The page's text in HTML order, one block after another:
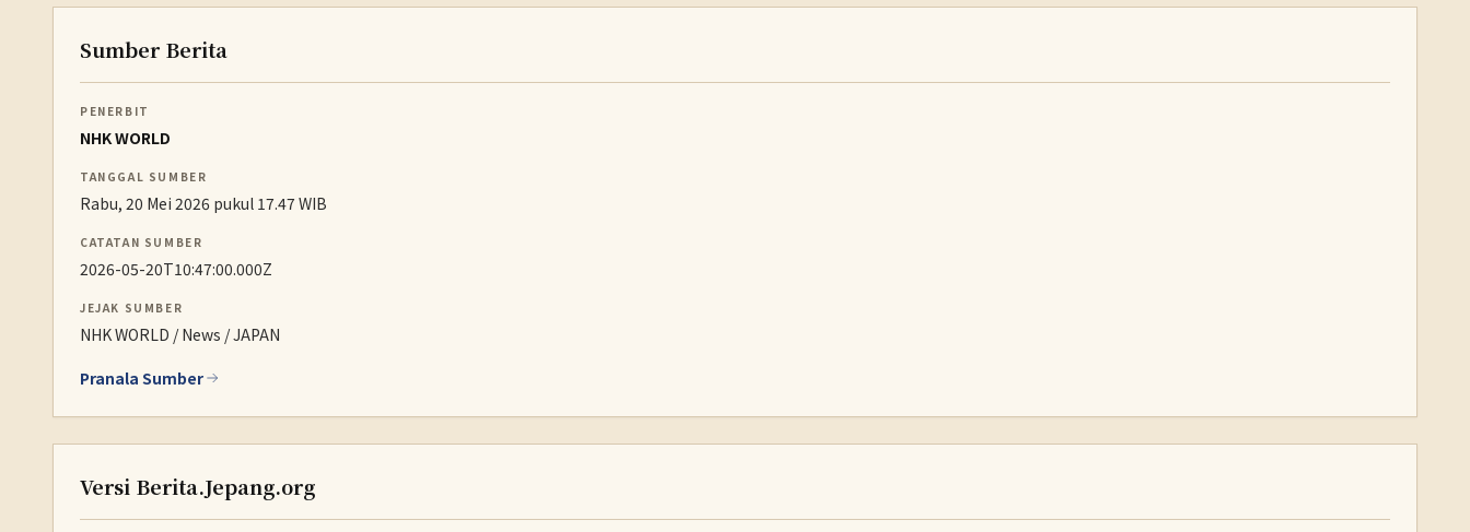
Sumber Berita
PENERBIT
NHK WORLD
TANGGAL SUMBER
Rabu, 20 Mei 2026 pukul 17.47 WIB
CATATAN SUMBER
2026-05-20T10:47:00.000Z
JEJAK SUMBER
NHK WORLD / News / JAPAN
Pranala Sumber
Versi Berita.Jepang.org